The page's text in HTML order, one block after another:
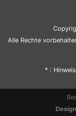
Alle Rechte
* :
Design